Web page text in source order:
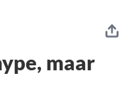
maar